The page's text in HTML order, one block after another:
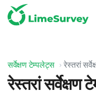
सर्वेक्षण टेम्पलेट्स रेस्तरां
रेस्तरां सर्वेक्षण